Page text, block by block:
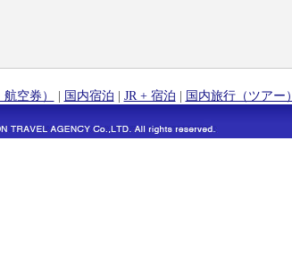
空券） | 国内宿泊 | JR + 宿泊 | 国内旅行（ツアー）